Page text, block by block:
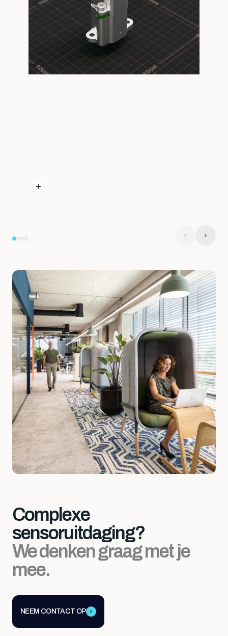
Complexe
sensoruitdaging?
We denken graag met je
mee.
NEEM CONTACT OP